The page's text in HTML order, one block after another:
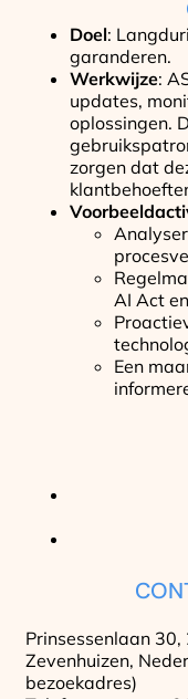
Doel:
garanderen.
Werkwijze:
updates,
oplossingen.
zorgen dat
AI Act
Een
Prinsessenlaan 30,
Zevenhuizen,
bezoekadres)